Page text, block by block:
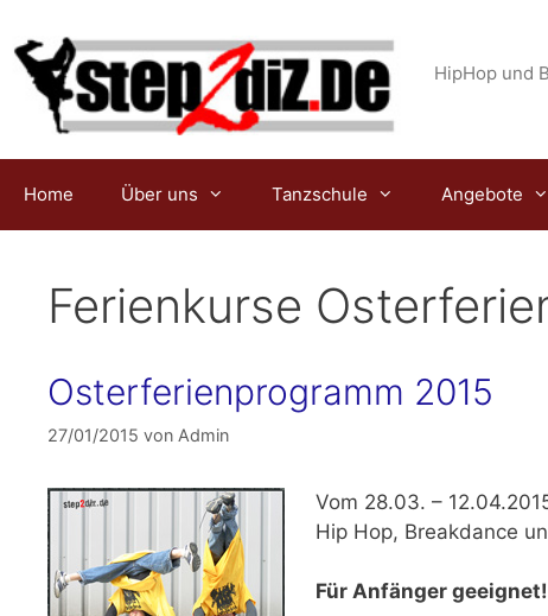
Inhalt
springen
HipHop und
Home Über uns Tanzschule Angebote
Ferienkurse
Osterferienprogramm 2015
27/01/2015 von Admin
Vom 28.03. –
Hip Hop, Breakdance
Für Anfänger geeignet!